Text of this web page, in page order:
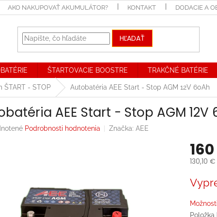
AKO NAKUPOVAŤ AKUMULÁTOR? KONTAKT DODACIE A
HĽADAŤ
ŠTARTOVACIE BOOSTRE TRAKČNÉ BATÉRIE
ŠTART - STOP Autobatéria AEE Start - Stop AGM 12V 60Ah
AEE Start - Stop AGM 12V
Podrobnosti hodnotenia Značka: AEE
130,10
cena: